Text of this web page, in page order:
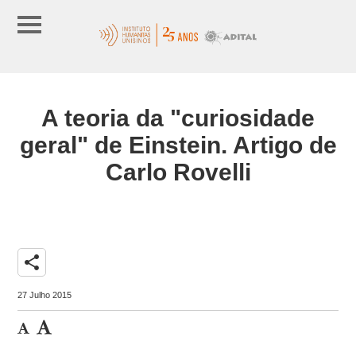
A teoria da "curiosidade
geral" de Einstein. Artigo de
Carlo Rovelli
share
27 Julho 2015